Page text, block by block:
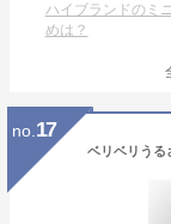
ハイブランドのミ
めは？
no. 17